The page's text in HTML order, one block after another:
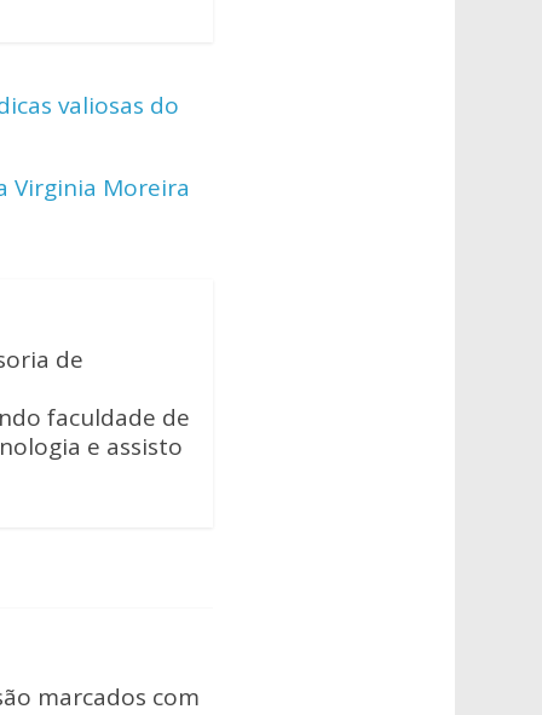
valiosas do
Virginia Moreira
de
faculdade de
e assisto
marcados com